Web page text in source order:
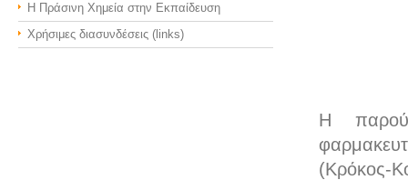
Η
(Κρόκος-
Η Πράσινη Χημεία στην Εκπαίδευση
Χρήσιμες διασυνδέσεις (links)